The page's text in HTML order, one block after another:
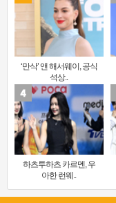
‘만삭’ 앤 해서웨이, 공식
석상..
하츠투하츠 카르멘, 우
아한 런웨..